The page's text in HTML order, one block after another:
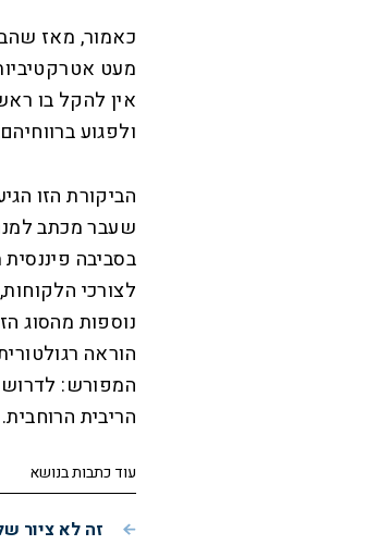
כאמור, מאז
מעט
אין להקל בו
ולפגוע
הביקורת הזו
שעבר מכתב
בסביבה
לצורכי
נוספות מהסוג
הוראה
המפורש: לדרוש
הריבית הרוחבית.
עוד כתבות בנושא
זה לא ציור